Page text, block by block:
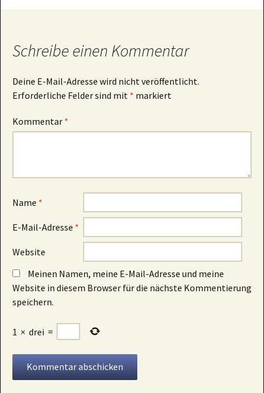
Schreibe einen Kommentar
Deine E-Mail-Adresse wird nicht veröffentlicht.
Erforderliche Felder sind mit * markiert
Kommentar *
Name *
E-Mail-Adresse *
Website
Meinen Namen, meine E-Mail-Adresse und meine
Website in diesem Browser für die nächste Kommentierung
speichern.
1 × drei =